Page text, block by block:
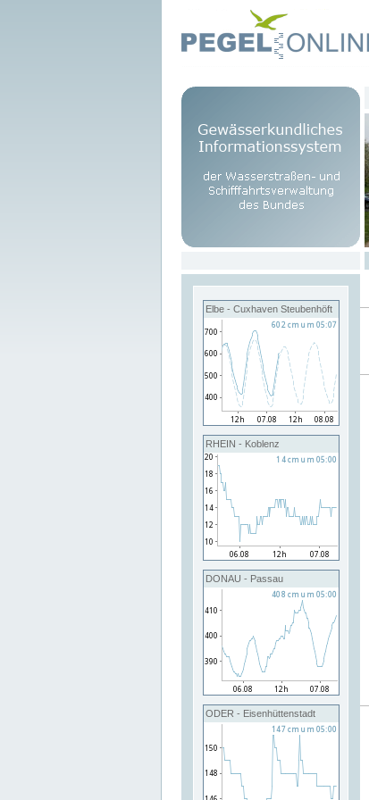
Elbe - Cuxhaven Steubenhöft
RHEIN - Koblenz
DONAU - Passau
ODER - Eisenhüttenstadt